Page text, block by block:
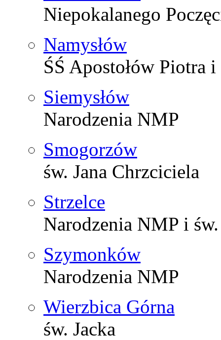
Niepokalanego
Namysłów
ŚŚ Apostołów Piotra i
Siemysłów
Narodzenia NMP
Smogorzów
św. Jana Chrzciciela
Strzelce
Narodzenia NMP i
Szymonków
Narodzenia NMP
Wierzbica Górna
św. Jacka